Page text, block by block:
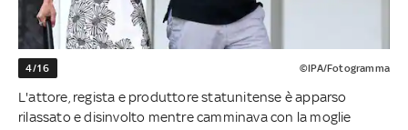
4/16 ©IPA/Fotogramma
L'attore, regista e produttore statunitense è apparso
rilassato e disinvolto mentre camminava con la moglie